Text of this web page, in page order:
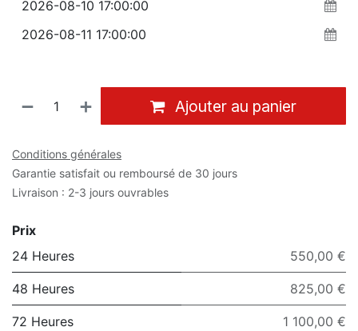
Ajouter au panier
Conditions générales
Garantie satisfait ou remboursé de 30 jours
Livraison : 2-3 jours ouvrables
Prix
24 Heures
550,00 €
48 Heures 825,00 €
72 Heures 1 100,00 €